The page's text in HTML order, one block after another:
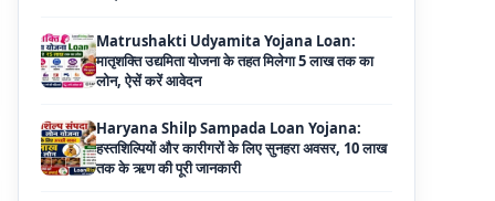
हस्तशिल्पियों और कारीगरों के लिए सुनहरा अवसर, 10 लाख
तक के ऋण की पूरी जानकारी
Yojana: इस सरकारी योजना से मार्कशीट पर ले सकते है
दस लाख तक का लोन, यहाँ से चेक करे डिटेल्स और
ऑनलाइन अप्लाई